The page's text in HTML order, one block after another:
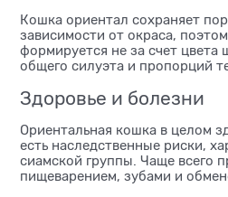
Кошка ориентал сохраняет
зависимости от окраса,
формируется не за счет цвета
общего силуэта и пропорций
Здоровье и болезни
Ориентальная кошка в целом
есть наследственные риски,
сиамской группы. Чаще всего
пищеварением, зубами и